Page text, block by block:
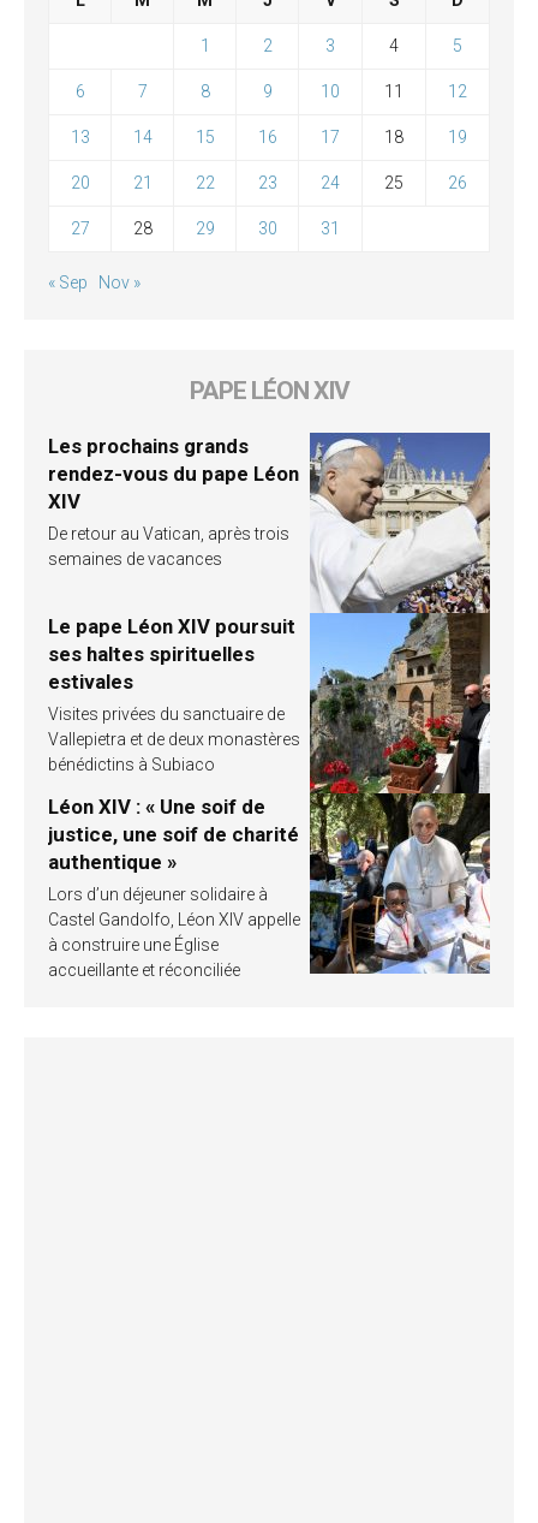
1 2 3 4 5
6 7 8 9 10 11 12
13 14 15 16 17 18 19
20 21 22 23 24 25 26
27 28 29 30 31
« Sep Nov »
PAPE LÉON XIV
Les prochains grands
rendez-vous du pape Léon
XIV
De retour au Vatican, après trois
semaines de vacances
Le pape Léon XIV poursuit
ses haltes spirituelles
estivales
Visites privées du sanctuaire de
Vallepietra et de deux monastères
bénédictins à Subiaco
Léon XIV : « Une soif de
justice, une soif de charité
authentique »
Lors d’un déjeuner solidaire à
Castel Gandolfo, Léon XIV appelle
à construire une Église
accueillante et réconciliée